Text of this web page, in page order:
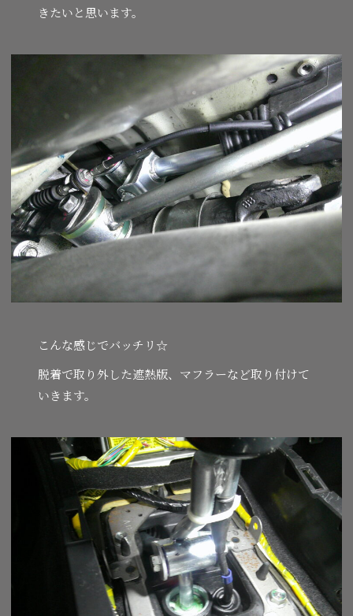
きたいと思います。
こんな感じでバッチリ☆
脱着で取り外した遮熱版、マフラーなど取り付けて
いきます。